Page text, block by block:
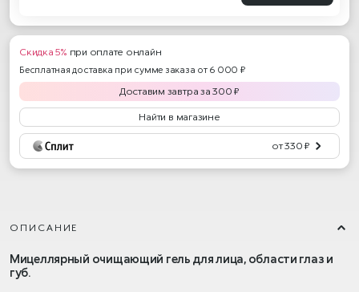
Скидка 5% при оплате онлайн
Бесплатная доставка при сумме заказа от 6 000 ₽
Доставим завтра за300 ₽
Найти в магазине
от 330 ₽
ОПИСАНИЕ
Мицеллярный очищающий гель для лица, области глаз и
губ.